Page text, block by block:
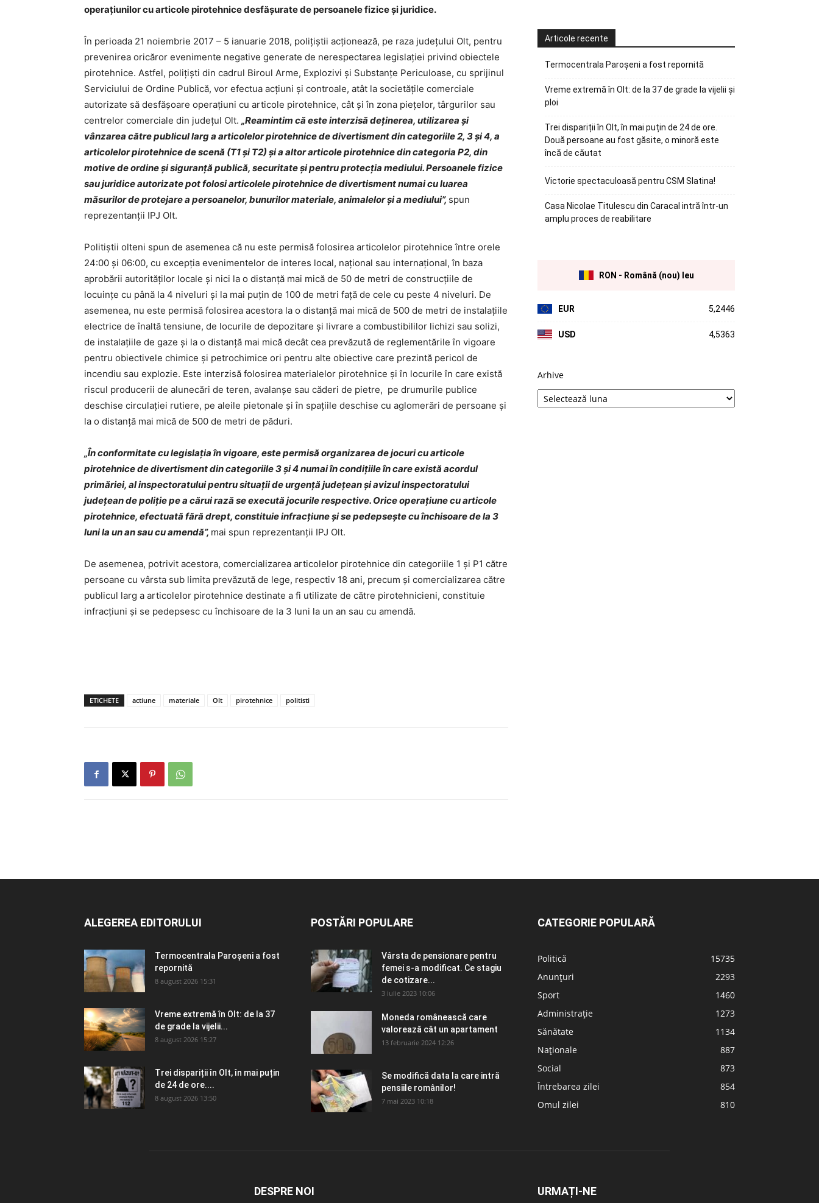
operaţiunilor cu articole pirotehnice desfăşurate de persoanele fizice şi juridice.
În perioada 21 noiembrie 2017 – 5 ianuarie 2018, poliţiştii acţionează, pe raza județului Olt, pentru
prevenirea oricăror evenimente negative generate de nerespectarea legislaţiei privind obiectele
pirotehnice. Astfel, polițiști din cadrul Biroul Arme, Explozivi şi Substanţe Periculoase, cu sprijinul
Serviciului de Ordine Publică, vor efectua acţiuni şi controale, atât la societăţile comerciale
autorizate să desfăşoare operaţiuni cu articole pirotehnice, cât şi în zona pieţelor, târgurilor sau
centrelor comerciale din județul Olt. „Reamintim că este interzisă deţinerea, utilizarea şi
vânzarea către publicul larg a articolelor pirotehnice de divertisment din categoriile 2, 3 şi 4, a
articolelor pirotehnice de scenă (T1 şi T2) şi a altor articole pirotehnice din categoria P2, din
motive de ordine și siguranţă publică, securitate şi pentru protecţia mediului. Persoanele fizice
sau juridice autorizate pot folosi articolele pirotehnice de divertisment numai cu luarea
măsurilor de protejare a persoanelor, bunurilor materiale, animalelor şi a mediului”, spun
reprezentanții IPJ Olt.
Politiștii olteni spun de asemenea că nu este permisă folosirea articolelor pirotehnice între orele
24:00 şi 06:00, cu excepţia evenimentelor de interes local, naţional sau internaţional, în baza
aprobării autorităţilor locale și nici la o distanţă mai mică de 50 de metri de construcţiile de
locuinţe cu până la 4 niveluri şi la mai puţin de 100 de metri faţă de cele cu peste 4 niveluri. De
asemenea, nu este permisă folosirea acestora la o distanţă mai mică de 500 de metri de instalaţiile
electrice de înaltă tensiune, de locurile de depozitare şi livrare a combustibililor lichizi sau solizi,
de instalaţiile de gaze și la o distanță mai mică decât cea prevăzută de reglementările în vigoare
pentru obiectivele chimice și petrochimice ori pentru alte obiective care prezintă pericol de
incendiu sau explozie. Este interzisă folosirea materialelor pirotehnice și în locurile în care există
riscul producerii de alunecări de teren, avalanșe sau căderi de pietre, pe drumurile publice
deschise circulației rutiere, pe aleile pietonale și în spațiile deschise cu aglomerări de persoane și
la o distanță mai mică de 500 de metri de păduri.
„În conformitate cu legislația în vigoare, este permisă organizarea de jocuri cu articole
pirotehnice de divertisment din categoriile 3 şi 4 numai în condiţiile în care există acordul
primăriei, al inspectoratului pentru situaţii de urgenţă judeţean şi avizul inspectoratului
judeţean de poliţie pe a cărui rază se execută jocurile respective. Orice operaţiune cu articole
pirotehnice, efectuată fără drept, constituie infracţiune şi se pedepseşte cu închisoare de la 3
luni la un an sau cu amendă”, mai spun reprezentanții IPJ Olt.
De asemenea, potrivit acestora, comercializarea articolelor pirotehnice din categoriile 1 şi P1 către
persoane cu vârsta sub limita prevăzută de lege, respectiv 18 ani, precum şi comercializarea către
publicul larg a articolelor pirotehnice destinate a fi utilizate de către pirotehnicieni, constituie
infracţiuni şi se pedepsesc cu închisoare de la 3 luni la un an sau cu amendă.
ETICHETE actiune materiale Olt pirotehnice politisti
Articole recente
Termocentrala Paroșeni a fost repornită
Vreme extremă în Olt: de la 37 de grade la vijelii și
ploi
Trei dispariții în Olt, în mai puțin de 24 de ore.
Două persoane au fost găsite, o minoră este
încă de căutat
Victorie spectaculoasă pentru CSM Slatina!
Casa Nicolae Titulescu din Caracal intră într-un
amplu proces de reabilitare
RON - Română (nou) leu
EUR 5,2446
USD 4,5363
Arhive
ALEGEREA EDITORULUI
Termocentrala Paroșeni a fost
repornită
8 august 2026 15:31
Vreme extremă în Olt: de la 37
de grade la vijelii...
8 august 2026 15:27
Trei dispariții în Olt, în mai puțin
de 24 de ore....
8 august 2026 13:50
POSTĂRI POPULARE
Vârsta de pensionare pentru
femei s-a modificat. Ce stagiu
de cotizare...
3 iulie 2023 10:06
Moneda românească care
valorează cât un apartament
13 februarie 2024 12:26
Se modifică data la care intră
pensiile românilor!
7 mai 2023 10:18
CATEGORIE POPULARĂ
Politică
15735
Anunțuri
2293
Sport
1460
Administrație
1273
Sănătate
1134
Naționale
887
Social
873
Întrebarea zilei
854
Omul zilei
810
DESPRE NOI URMAȚI-NE